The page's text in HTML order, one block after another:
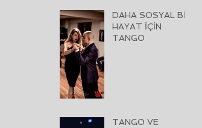
DAHA SOSYAL BİR
HAYAT İÇİN
TANGO
TANGO VE